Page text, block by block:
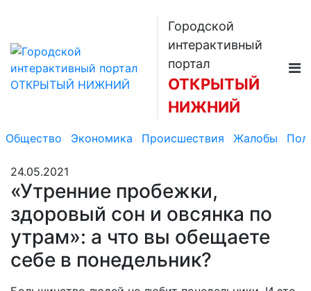
Городской
интерактивный
портал
ОТКРЫТЫЙ
НИЖНИЙ
Общество Экономика Происшествия Жалобы
24.05.2021
«Утренние пробежки,
здоровый сон и овсянка по
утрам»: а что вы обещаете
себе в понедельник?